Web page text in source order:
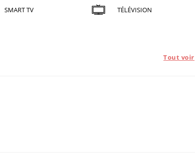
SMART TV TÉLÉVISION
Tout voir